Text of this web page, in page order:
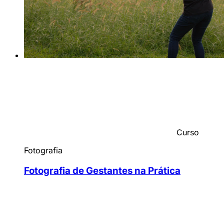
Curso
Fotografia
Fotografia de Gestantes na Prática